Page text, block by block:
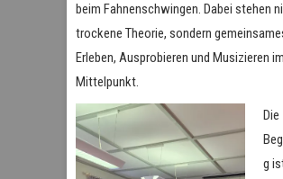
beim Fahnenschwingen. Dabei stehen
trockene Theorie, sondern
Erleben, Ausprobieren und Musizieren im
Mittelpunkt.
Die
g